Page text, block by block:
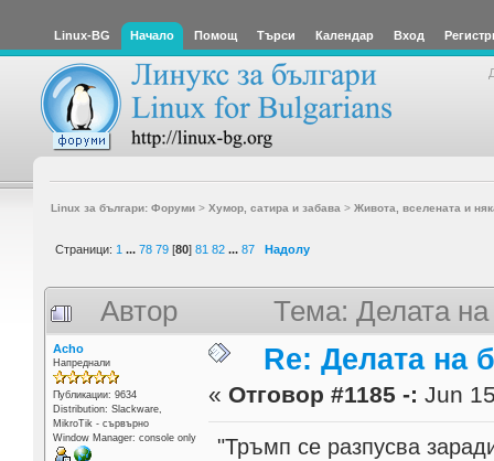
Linux-BG Начало Помощ Търси Календар Вход
Linux за българи: Форуми> Хумор, сатира и забава > Живота, вселената и
Страници: 1 ... 78 79 [80] 81 82 ... 87 Надолу
Автор Тема: Делата
Acho
Напреднали
Публикации: 9634
Distribution: Slackware,
MikroTik - сървърно
Window Manager: console only
Re: Делата на
« Отговор #1185 -: Jun
"Тръмп се разпусва